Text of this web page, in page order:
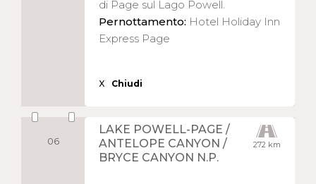
di Page sul Lago Powell.
Pernottamento: Hotel Holiday Inn
Express Page
X Chiudi
06 272 km
LAKE POWELL-PAGE /
ANTELOPE CANYON /
BRYCE CANYON N.P.